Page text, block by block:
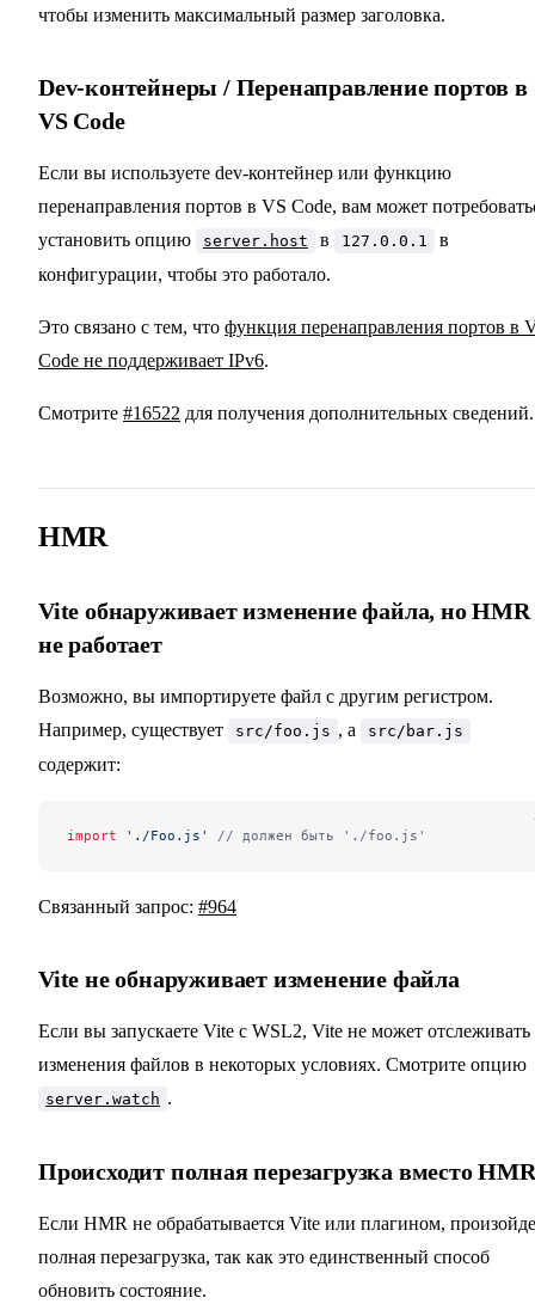
чтобы изменить максимальный размер заголовка.
Dev-контейнеры / Перенаправление портов в
VS Code
Если вы используете dev-контейнер или функцию
перенаправления портов в VS Code, вам может
установить опцию
server.host в 127.0.0.1
в
конфигурации, чтобы это работало.
Это связано с тем, что функция перенаправления портов в
Code не поддерживает IPv6.
Смотрите #16522 для получения дополнительных сведений.
HMR
Vite обнаруживает изменение файла, но HMR
не работает
Возможно, вы импортируете файл с другим регистром.
Например, существует
src/foo.js , а src/bar.js
содержит:
import './Foo.js' // должен быть './foo.js'
Связанный запрос: #964
Vite не обнаруживает изменение файла
Если вы запускаете Vite с WSL2, Vite не может отслеживать
изменения файлов в некоторых условиях. Смотрите опцию
server.watch .
Происходит полная перезагрузка вместо HMR
Если HMR не обрабатывается Vite или плагином,
полная перезагрузка, так как это единственный способ
обновить состояние.